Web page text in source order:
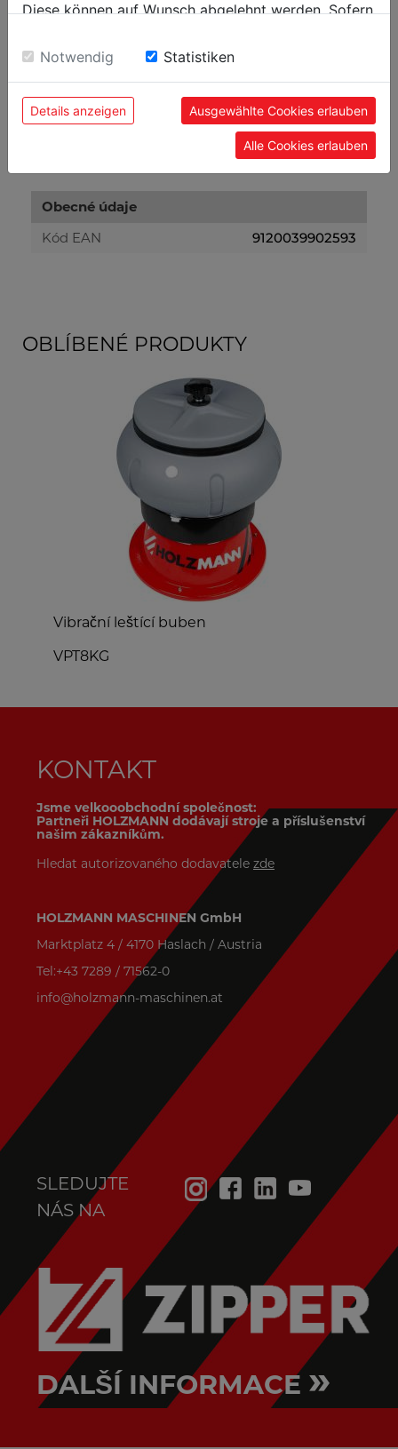
Brutto [kg]
12
Přepravní rozměry
Výška balení [mm]
160
Šířka balení [mm]
300
550
Obecné údaje
Kód EAN
9120039902593
OBLÍBENÉ PRODUKTY
Vibrační leštící buben
VPT8KG
KONTAKT
Jsme velkooobchodní společnost:
Partneři HOLZMANN dodávají stroje a příslušenství
našim zákazníkům.
Hledat autorizovaného dodavatele zde
HOLZMANN MASCHINEN GmbH
Marktplatz 4 / 4170 Haslach / Austria
Tel:+43 7289 / 71562-0
info@holzmann-maschinen.at
SLEDUJTE
NÁS NA
DALŠÍ INFORMACE »
Diese können auf Wunsch abgelehnt werden. Sofern
Einwilligung zu unseren Cookies.
Notwendig Statistiken
Details anzeigen Ausgewählte Cookies erlauben
Alle Cookies erlauben